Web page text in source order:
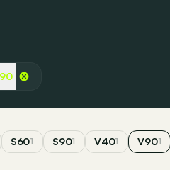
S601 S901 V401 V901